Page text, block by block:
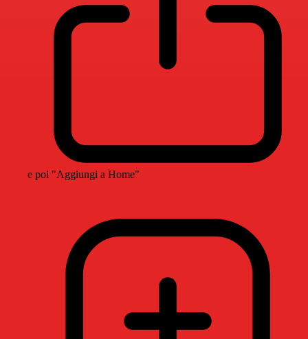
e poi "Aggiungi a Home"